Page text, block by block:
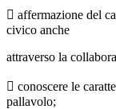
 affermazione del
civico anche
attraverso la
 conoscere le
pallavolo;